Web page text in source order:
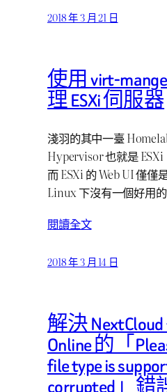
2018 年 3 月 21 日
使用 virt-
理 ESXi 伺服器
淺羽的其中一臺
Hypervisor 也就是
而 ESXi 的 Web UI 僅僅
Linux 下沒有一個好用
閱讀全文
2018 年 3 月 14 日
解決 NextCloud
Online 的「
file type is
corrupted」錯